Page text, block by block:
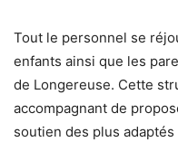
Tout le personnel se
enfants ainsi que les
de Longereuse. Cette
accompagnant de
soutien des plus